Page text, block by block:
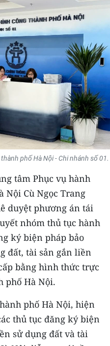
XÃ
phố Hà Nội - Chi nhánh số 01.
tâm Phục vụ hành
Nội Cù Ngọc Trang
duyệt phương án tái
nhóm thủ tục hành
ký biện pháp bảo
đất, tài sản gắn liền
bằng hình thức trực
phố Hà Nội.
phố Hà Nội, hiện
thủ tục đăng ký biện
sử dụng đất và tài